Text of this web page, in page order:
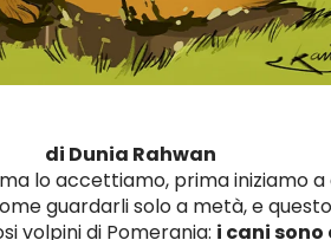
di Dunia Rahwan
lo accettiamo, prima iniziamo a
guardarli solo a metà, e
volpini di Pomerania: i cani